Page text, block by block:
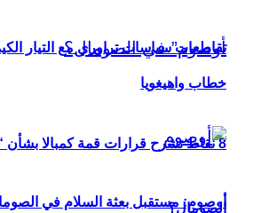
8 نقاط تشرح قرارات قمة كمبالا
الصومال؟
تقاطعات سياسات تراوري مع التيار
خطاب واهيغويا
أوصوم: مستقبل بعثة السلام في